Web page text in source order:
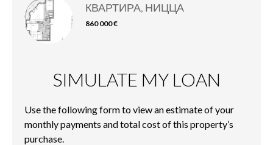
КВАРТИРА, НИЦЦА
860 000 €
SIMULATE MY LOAN
Use the following form to view an estimate of your
monthly payments and total cost of this property’s
purchase.